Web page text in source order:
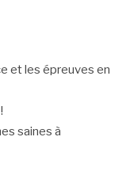
et les épreuves en
saines à